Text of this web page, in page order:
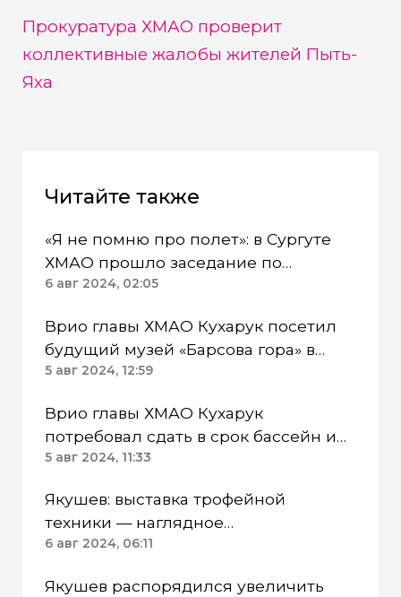
Прокуратура ХМАО проверит
коллективные жалобы жителей Пыть-
Яха
Читайте также
«Я не помню про полет»: в Сургуте
ХМАО прошло заседание по
резонансному делу «Барсов»
6 авг 2024, 02:05
Врио главы ХМАО Кухарук посетил
будущий музей «Барсова гора» в
Сургутском районе
5 авг 2024, 12:59
Врио главы ХМАО Кухарук
потребовал сдать в срок бассейн и
детский городок в Сургутском
5 авг 2024, 11:33
Якушев: выставка трофейной
техники — наглядное
подтверждение несгибаемой воли
6 авг 2024, 06:11
Якушев распорядился увеличить